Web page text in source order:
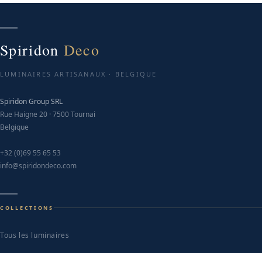
Spiridon Deco
LUMINAIRES ARTISANAUX · BELGIQUE
Spiridon Group SRL
Rue Haigne 20 · 7500 Tournai
Belgique
+32 (0)69 55 65 53
info@spiridondeco.com
COLLECTIONS
Tous les luminaires